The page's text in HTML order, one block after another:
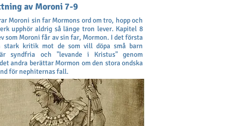
av Moroni 7-9
Moroni sin far Mormons ord om tro, hopp och
upphör aldrig så länge tron lever. Kapitel 8
som Moroni får av sin far, Mormon. I det första
stark kritik mot de som vill döpa små barn
syndfria och "levande i Kristus" genom
andra berättar Mormon om den stora ondska
för nephiternas fall.